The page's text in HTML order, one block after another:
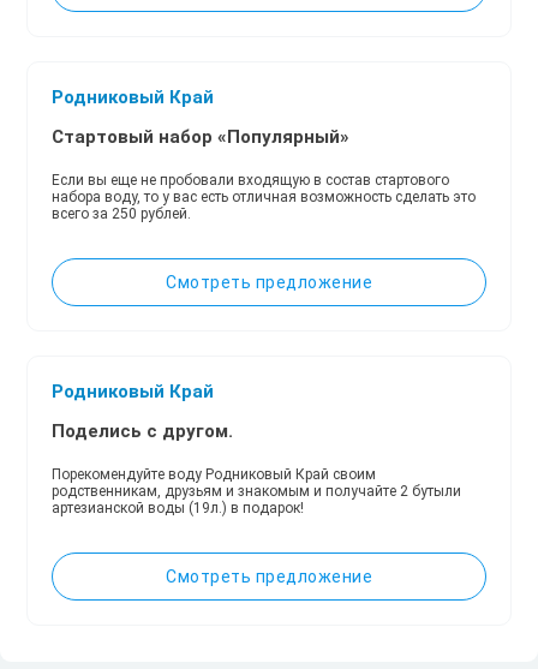
Родниковый Край
Стартовый набор «Популярный»
Если вы еще не пробовали входящую в состав стартового
набора воду, то у вас есть отличная возможность сделать это
всего за 250 рублей.
Смотреть предложение
Родниковый Край
Поделись с другом.
Порекомендуйте воду Родниковый Край своим
родственникам, друзьям и знакомым и получайте 2 бутыли
артезианской воды (19л.) в подарок!
Смотреть предложение